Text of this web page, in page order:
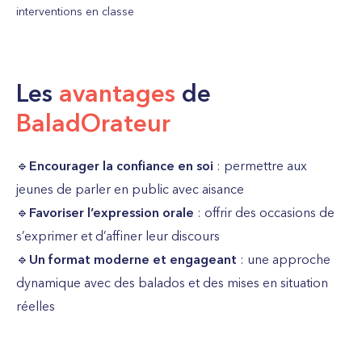
interventions en classe
Les avantages de
BaladOrateur
🔹 Encourager la confiance en soi : permettre aux
jeunes de parler en public avec aisance
🔹 Favoriser l’expression orale : offrir des occasions de
s’exprimer et d’affiner leur discours
🔹 Un format moderne et engageant : une approche
dynamique avec des balados et des mises en situation
réelles